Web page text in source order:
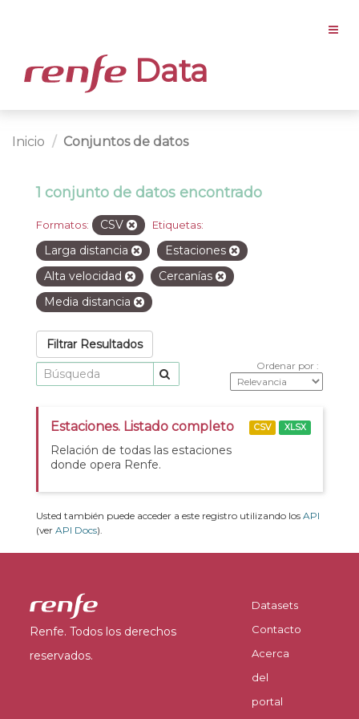
Data
Inicio Conjuntos de datos
1 conjunto de datos encontrado
Formatos: CSV Etiquetas:
Larga distancia
Estaciones
Alta velocidad
Cercanías
Media distancia
Filtrar Resultados
Ordenar por
Estaciones. Listado completo
Relación de todas las estaciones
donde opera Renfe.
CSV XLSX
Usted también puede acceder a este registro utilizando los API
(ver API Docs).
Renfe. Todos los derechos
reservados.
Datasets
Contacto
Acerca
del
portal